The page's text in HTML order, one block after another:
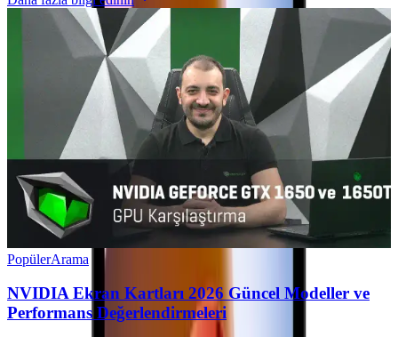
PopülerArama
NVIDIA Ekran Kartları 2026 Güncel Modeller ve
Performans Değerlendirmeleri